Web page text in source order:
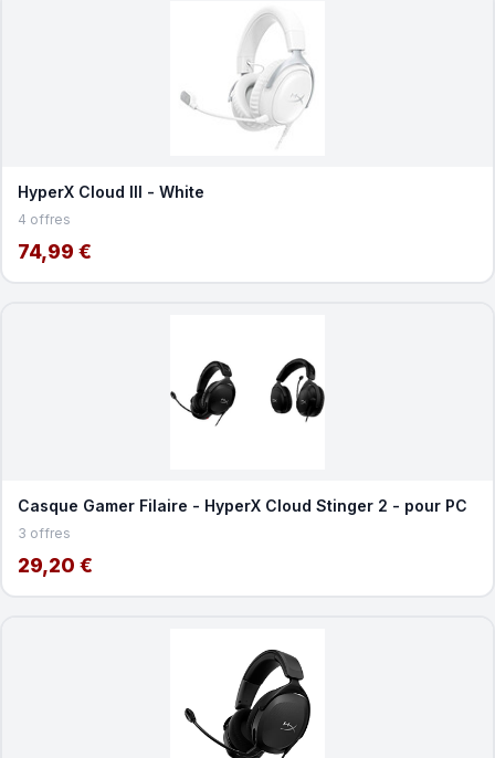
HyperX Cloud III - White
4 offres
74,99 €
Casque Gamer Filaire - HyperX Cloud Stinger 2 - pour PC
3 offres
29,20 €